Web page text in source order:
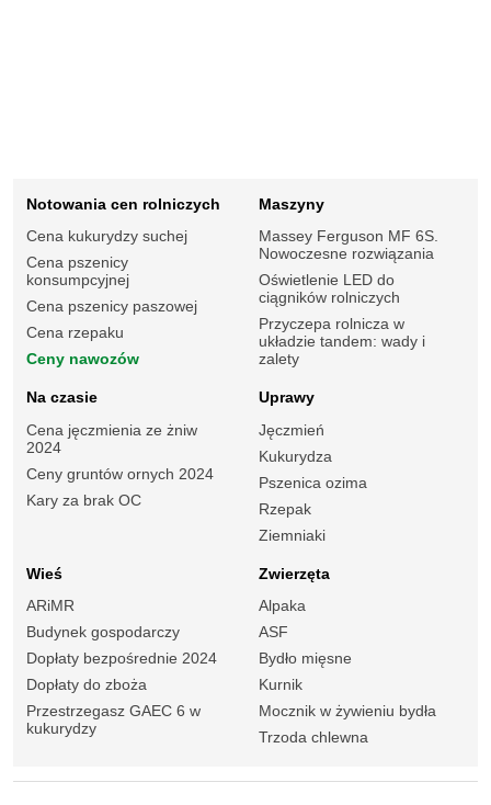
Notowania cen rolniczych
Cena kukurydzy suchej
Cena pszenicy
konsumpcyjnej
Cena pszenicy paszowej
Cena rzepaku
Ceny nawozów
Maszyny
Massey Ferguson MF 6S.
Nowoczesne rozwiązania
Oświetlenie LED do
ciągników rolniczych
Przyczepa rolnicza w
układzie tandem: wady i
zalety
Na czasie
Cena jęczmienia ze żniw
2024
Ceny gruntów ornych 2024
Kary za brak OC
Uprawy
Jęczmień
Kukurydza
Pszenica ozima
Rzepak
Ziemniaki
Wieś
ARiMR
Budynek gospodarczy
Dopłaty bezpośrednie 2024
Dopłaty do zboża
Przestrzegasz GAEC 6 w
kukurydzy
Zwierzęta
Alpaka
ASF
Bydło mięsne
Kurnik
Mocznik w żywieniu bydła
Trzoda chlewna